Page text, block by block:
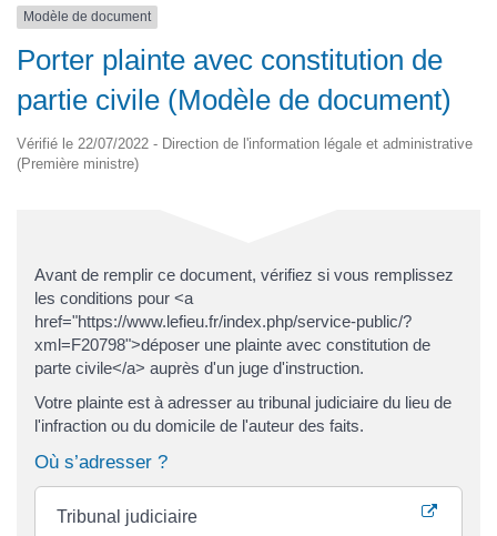
Modèle de document
Porter plainte avec constitution de
partie civile (Modèle de document)
Vérifié le 22/07/2022 - Direction de l'information légale et administrative
(Première ministre)
Avant de remplir ce document, vérifiez si vous remplissez
les conditions pour <a
href="https://www.lefieu.fr/index.php/service-public/?
xml=F20798">déposer une plainte avec constitution de
parte civile</a> auprès d'un juge d'instruction.
Votre plainte est à adresser au tribunal judiciaire du lieu de
l'infraction ou du domicile de l'auteur des faits.
Où s’adresser ?
Tribunal judiciaire